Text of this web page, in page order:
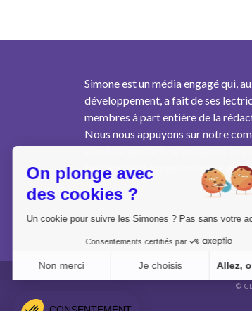
Simone est un média engagé qui,
développement, a fait de ses
membres à part entière de la
Nous nous appuyons sur notre
produire un contenu pertinent au
besoins des femmes de notre
©
On plonge avec
des cookies ?
Un cookie pour suivre les Simones ? Pas sans votre
Consentements certifiés par
Non merci Je choisis Allez,
Plateforme de Gestion du Consentement :